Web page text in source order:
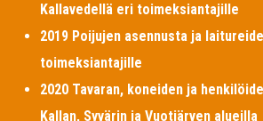
Kallavedellä eri toimeksiantajille
2019 Poijujen asennusta ja
toimeksiantajille
2020 Tavaran, koneiden ja
Kallan, Syvärin ja Vuotjärven alueilla